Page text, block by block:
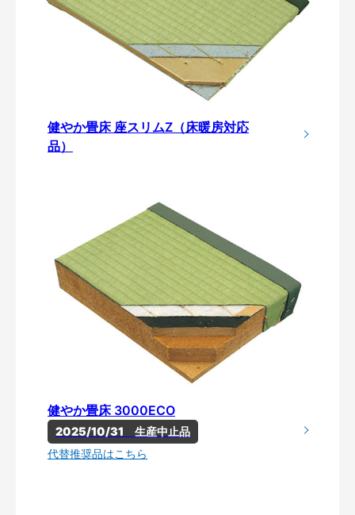
健やか畳床 座スリムZ（床暖房対応
品）
健やか畳床 3000ECO
2025/10/31　生産中止品
代替推奨品はこちら